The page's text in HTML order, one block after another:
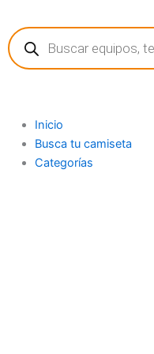
contenido
Búsqueda
de
productos
Inicio
Busca tu camiseta
Categorías